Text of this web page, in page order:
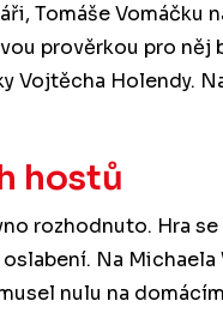
Tomáše Vomáčku
prověrkou pro něj
Vojtěcha Holendy.
hostů
rozhodnuto. Hra
Na
nulu na